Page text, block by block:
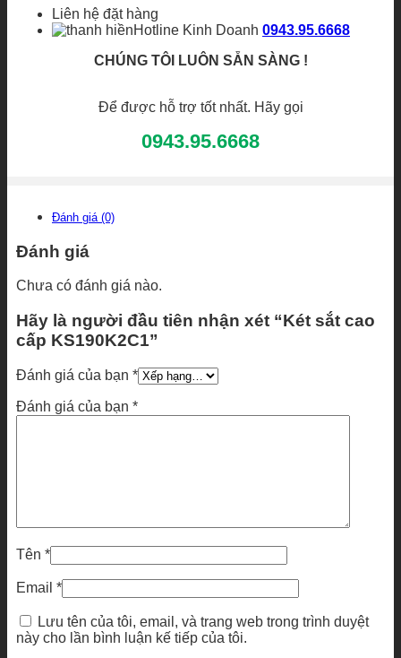
Liên hệ đặt hàng
Hotline Kinh Doanh 0943.95.6668
CHÚNG TÔI LUÔN SẴN SÀNG !
Để được hỗ trợ tốt nhất. Hãy gọi
0943.95.6668
Đánh giá (0)
Đánh giá
Chưa có đánh giá nào.
Hãy là người đầu tiên nhận xét “Két sắt cao
cấp KS190K2C1”
Đánh giá của bạn *
Đánh giá của bạn *
Tên *
Email *
Lưu tên của tôi, email, và trang web trong trình duyệt
này cho lần bình luận kế tiếp của tôi.